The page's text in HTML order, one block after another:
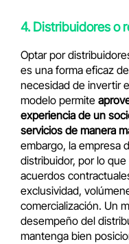
4. Distribuidores o
Optar por
es una forma eficaz
necesidad de invertir
modelo permite
experiencia de un
servicios de manera
embargo, la empresa
distribuidor, por lo
acuerdos
exclusividad,
comercialización. Un
desempeño del
mantenga bien